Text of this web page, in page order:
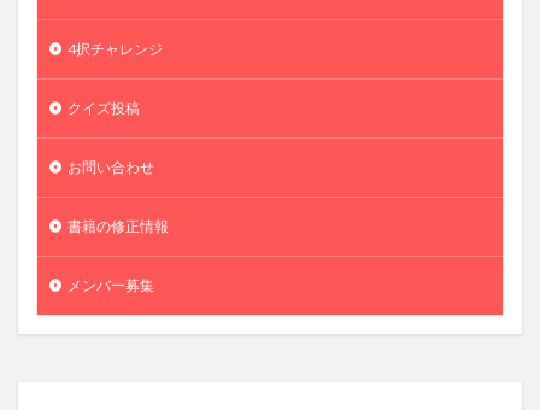
4択チャレンジ
クイズ投稿
お問い合わせ
書籍の修正情報
メンバー募集